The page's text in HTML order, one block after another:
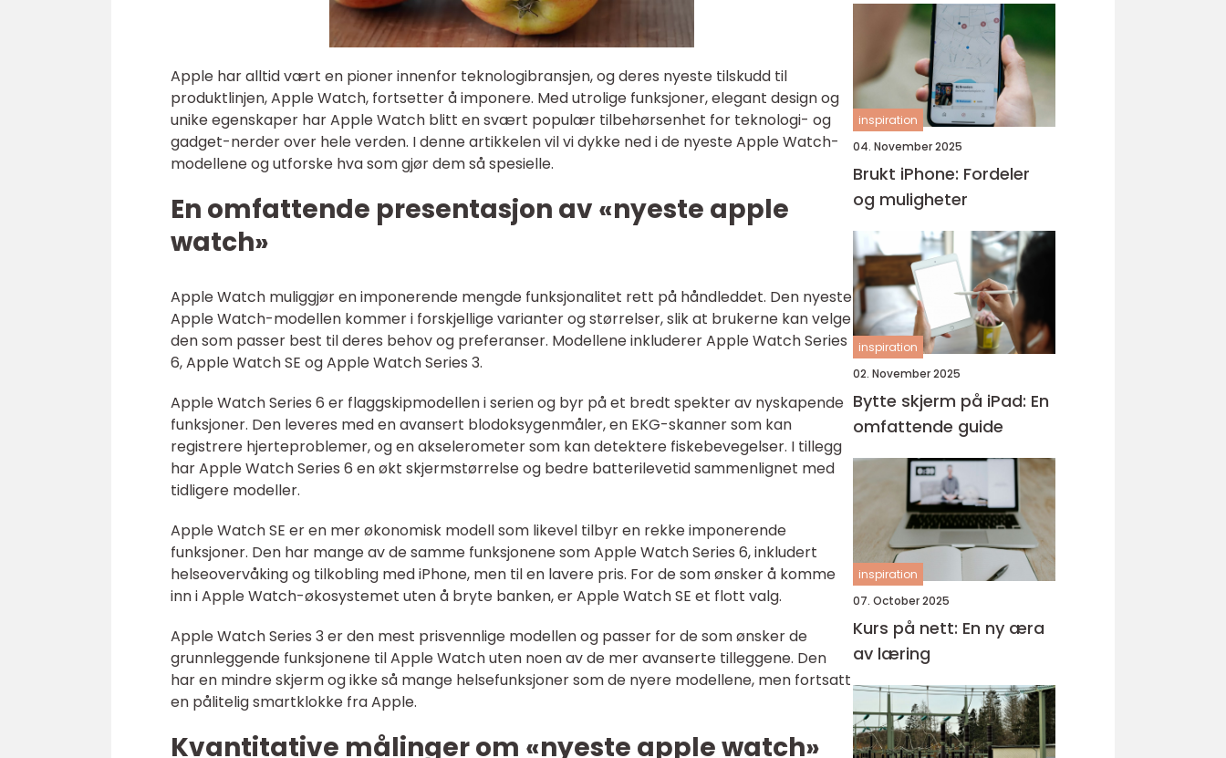
Apple har alltid vært en pioner innenfor teknologibransjen, og deres nyeste tilskudd til
produktlinjen, Apple Watch, fortsetter å imponere. Med utrolige funksjoner, elegant design og
unike egenskaper har Apple Watch blitt en svært populær tilbehørsenhet for teknologi- og
gadget-nerder over hele verden. I denne artikkelen vil vi dykke ned i de nyeste Apple Watch-
modellene og utforske hva som gjør dem så spesielle.
En omfattende presentasjon av «nyeste apple
watch»
Apple Watch muliggjør en imponerende mengde funksjonalitet rett på håndleddet. Den nyeste
Apple Watch-modellen kommer i forskjellige varianter og størrelser, slik at brukerne kan velge
den som passer best til deres behov og preferanser. Modellene inkluderer Apple Watch Series
6, Apple Watch SE og Apple Watch Series 3.
Apple Watch Series 6 er flaggskipmodellen i serien og byr på et bredt spekter av nyskapende
funksjoner. Den leveres med en avansert blodoksygenmåler, en EKG-skanner som kan
registrere hjerteproblemer, og en akselerometer som kan detektere fiskebevegelser. I tillegg
har Apple Watch Series 6 en økt skjermstørrelse og bedre batterilevetid sammenlignet med
tidligere modeller.
Apple Watch SE er en mer økonomisk modell som likevel tilbyr en rekke imponerende
funksjoner. Den har mange av de samme funksjonene som Apple Watch Series 6, inkludert
helseovervåking og tilkobling med iPhone, men til en lavere pris. For de som ønsker å komme
inn i Apple Watch-økosystemet uten å bryte banken, er Apple Watch SE et flott valg.
Apple Watch Series 3 er den mest prisvennlige modellen og passer for de som ønsker de
grunnleggende funksjonene til Apple Watch uten noen av de mer avanserte tilleggene. Den
har en mindre skjerm og ikke så mange helsefunksjoner som de nyere modellene, men fortsatt
en pålitelig smartklokke fra Apple.
Kvantitative målinger om «nyeste apple watch»
inspiration
04. November 2025
Brukt iPhone: Fordeler
og muligheter
inspiration
02. November 2025
Bytte skjerm på iPad: En
omfattende guide
inspiration
07. October 2025
Kurs på nett: En ny æra
av læring